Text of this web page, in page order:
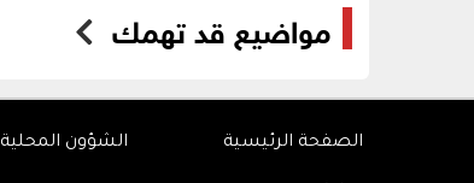
مواضيع قد تهمك
الصفحة الرئيسية الشؤون المحلية